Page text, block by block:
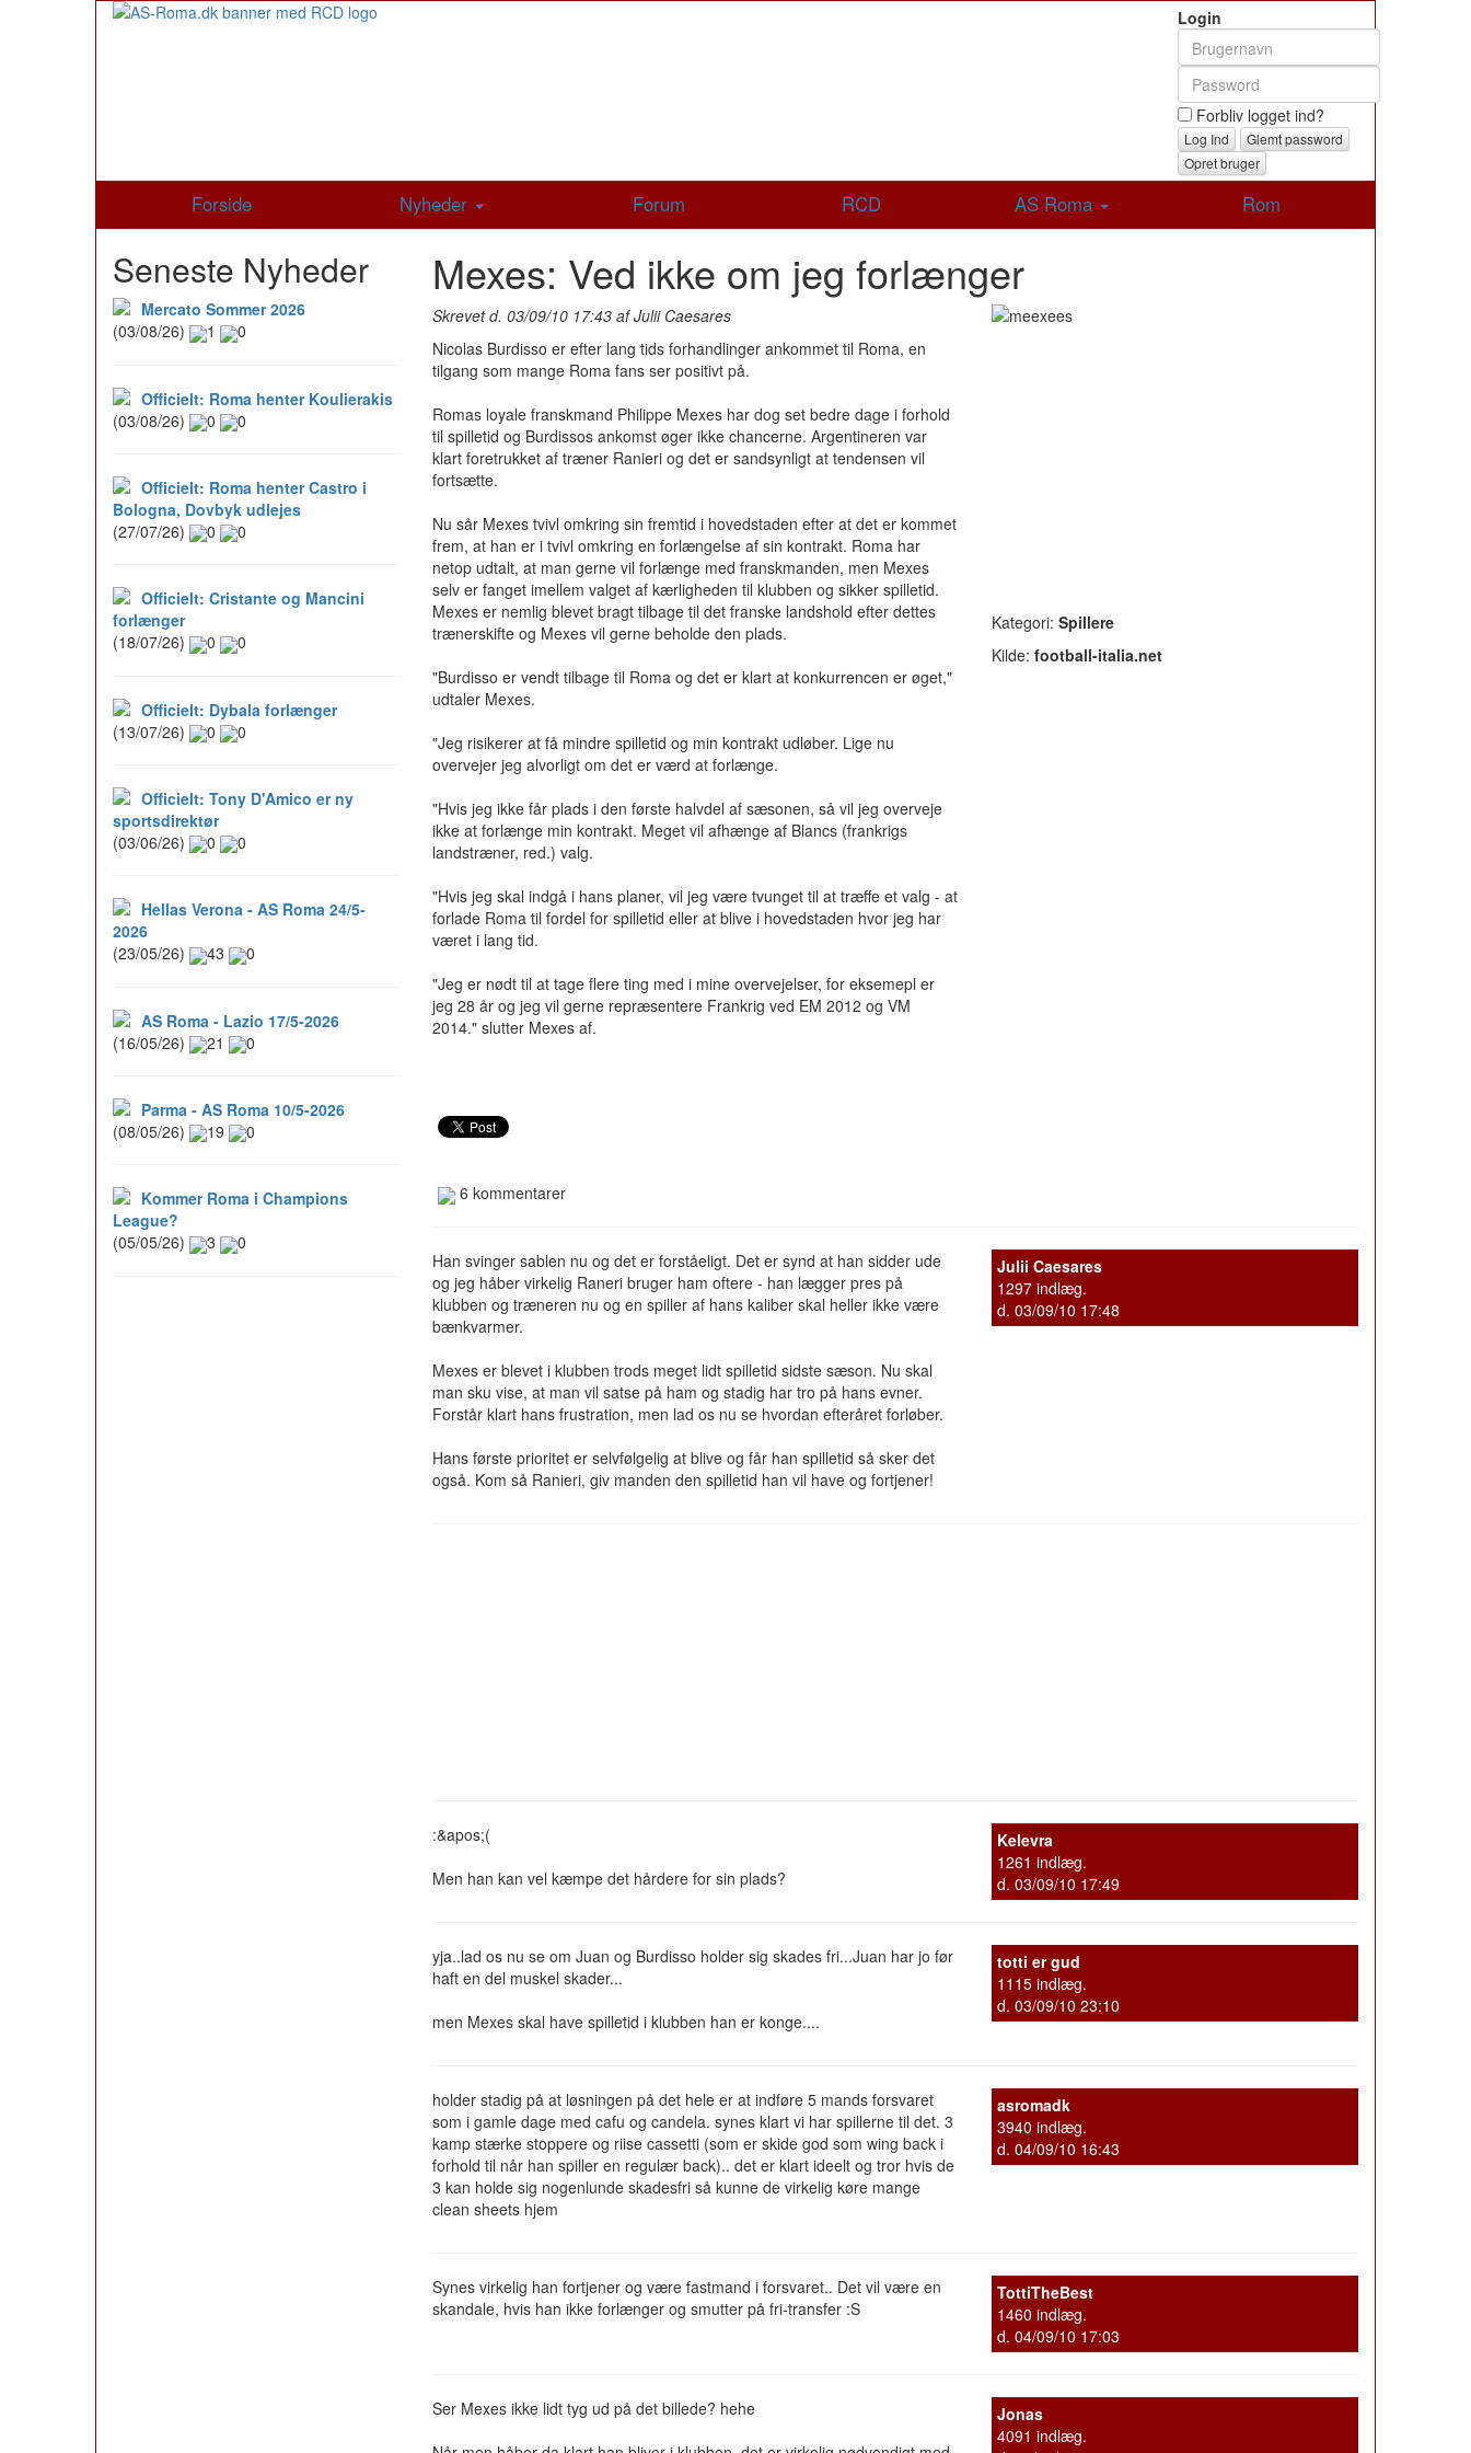
Login
Forbliv logget ind?
Glemt password
Opret bruger
Forside Nyheder Forum RCD AS Roma Rom
Mexes: Ved ikke om jeg forlænger
Kategori: Spillere
Kilde: football-italia.net
Skrevet d. 03/09/10 17:43 af Julii Caesares
Nicolas Burdisso er efter lang tids forhandlinger ankommet til Roma, en
tilgang som mange Roma fans ser positivt på.
Romas loyale franskmand Philippe Mexes har dog set bedre dage i forhold
til spilletid og Burdissos ankomst øger ikke chancerne. Argentineren var
klart foretrukket af træner Ranieri og det er sandsynligt at tendensen vil
fortsætte.
Nu sår Mexes tvivl omkring sin fremtid i hovedstaden efter at det er kommet
frem, at han er i tvivl omkring en forlængelse af sin kontrakt. Roma har
netop udtalt, at man gerne vil forlænge med franskmanden, men Mexes
selv er fanget imellem valget af kærligheden til klubben og sikker spilletid.
Mexes er nemlig blevet bragt tilbage til det franske landshold efter dettes
trænerskifte og Mexes vil gerne beholde den plads.
"Burdisso er vendt tilbage til Roma og det er klart at konkurrencen er øget,"
udtaler Mexes.
"Jeg risikerer at få mindre spilletid og min kontrakt udløber. Lige nu
overvejer jeg alvorligt om det er værd at forlænge.
"Hvis jeg ikke får plads i den første halvdel af sæsonen, så vil jeg overveje
ikke at forlænge min kontrakt. Meget vil afhænge af Blancs (frankrigs
landstræner, red.) valg.
"Hvis jeg skal indgå i hans planer, vil jeg være tvunget til at træffe et valg - at
forlade Roma til fordel for spilletid eller at blive i hovedstaden hvor jeg har
været i lang tid.
"Jeg er nødt til at tage flere ting med i mine overvejelser, for eksemepl er
jeg 28 år og jeg vil gerne repræsentere Frankrig ved EM 2012 og VM
2014." slutter Mexes af.
6 kommentarer
Julii Caesares
1297 indlæg.
d. 03/09/10 17:48
Han svinger sablen nu og det er forståeligt. Det er synd at han sidder ude
og jeg håber virkelig Raneri bruger ham oftere - han lægger pres på
klubben og træneren nu og en spiller af hans kaliber skal heller ikke være
bænkvarmer.
Mexes er blevet i klubben trods meget lidt spilletid sidste sæson. Nu skal
man sku vise, at man vil satse på ham og stadig har tro på hans evner.
Forstår klart hans frustration, men lad os nu se hvordan efteråret forløber.
Hans første prioritet er selvfølgelig at blive og får han spilletid så sker det
også. Kom så Ranieri, giv manden den spilletid han vil have og fortjener!
Kelevra
1261 indlæg.
d. 03/09/10 17:49
:&apos;(
Men han kan vel kæmpe det hårdere for sin plads?
totti er gud
1115 indlæg.
d. 03/09/10 23:10
yja..lad os nu se om Juan og Burdisso holder sig skades fri...Juan har jo før
haft en del muskel skader...
men Mexes skal have spilletid i klubben han er konge....
asromadk
3940 indlæg.
d. 04/09/10 16:43
holder stadig på at løsningen på det hele er at indføre 5 mands forsvaret
som i gamle dage med cafu og candela. synes klart vi har spillerne til det. 3
kamp stærke stoppere og riise cassetti (som er skide god som wing back i
forhold til når han spiller en regulær back).. det er klart ideelt og tror hvis de
3 kan holde sig nogenlunde skadesfri så kunne de virkelig køre mange
clean sheets hjem
TottiTheBest
1460 indlæg.
d. 04/09/10 17:03
Synes virkelig han fortjener og være fastmand i forsvaret.. Det vil være en
skandale, hvis han ikke forlænger og smutter på fri-transfer :S
Jonas
4091 indlæg.
Ser Mexes ikke lidt tyg ud på det billede? hehe
Seneste Nyheder
Mercato Sommer 2026
(03/08/26)
1 0
Officielt: Roma henter Koulierakis
(03/08/26)
0 0
Officielt: Roma henter Castro i
Bologna, Dovbyk udlejes
(27/07/26)
0 0
Officielt: Cristante og Mancini
forlænger
(18/07/26)
0 0
Officielt: Dybala forlænger
(13/07/26)
0 0
Officielt: Tony D'Amico er ny
sportsdirektør
(03/06/26)
0 0
Hellas Verona - AS Roma 24/5-
2026
(23/05/26)
43 0
AS Roma - Lazio 17/5-2026
(16/05/26)
21 0
Parma - AS Roma 10/5-2026
(08/05/26)
19 0
Kommer Roma i Champions
League?
(05/05/26)
3 0